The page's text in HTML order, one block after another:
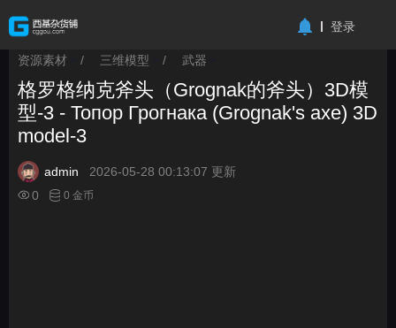
登录
资源素材 / 三维模型 / 武器
格罗格纳克斧头（Grognak的斧头）3D模
型-3 - Топор Грогнака (Grognak's axe) 3D
model-3
admin
2026-05-28 00:13:07 更新
0
0 金币